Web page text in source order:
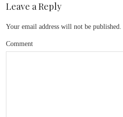
Leave a Reply
Your email address will not be published.
Comment